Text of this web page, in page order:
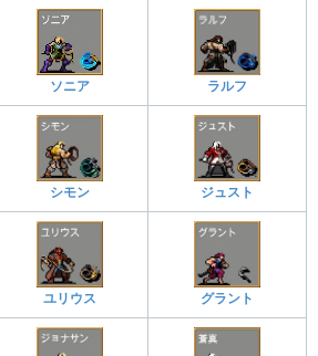
ソニア ラルフ
シモン ジュスト
ユリウス グラント